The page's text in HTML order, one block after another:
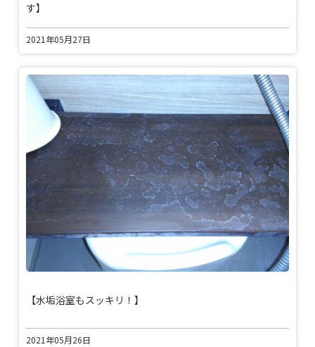
す】
2021年05月27日
【水垢浴室もスッキリ！】
2021年05月26日